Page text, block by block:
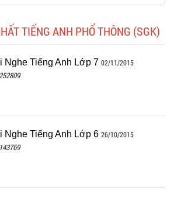
TIẾNG ANH PHỔ THÔNG (SGK)
Nghe Tiếng Anh Lớp 7 02/11/2015
Nghe Tiếng Anh Lớp 6 26/10/2015
143769